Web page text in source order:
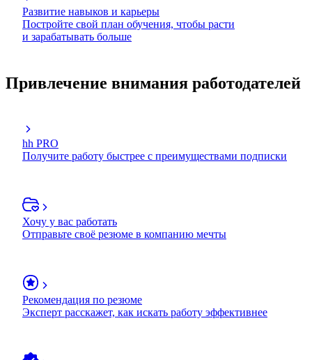
Развитие навыков и карьеры
Постройте свой план обучения, чтобы расти
и зарабатывать больше
Привлечение внимания работодателей
hh PRO
Получите работу быстрее с преимуществами подписки
Хочу у вас работать
Отправьте своё резюме в компанию мечты
Рекомендация по резюме
Эксперт расскажет, как искать работу эффективнее